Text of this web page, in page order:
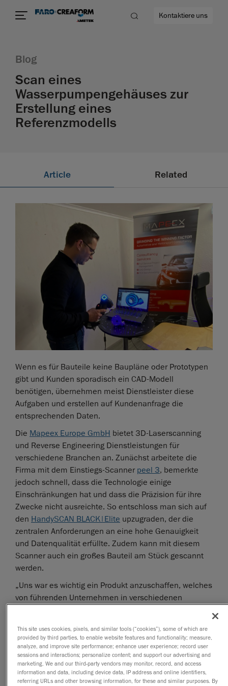
Kontaktiere uns
Blog
Scan eines
Wasserpumpengehäuses zur
Erstellung eines
Referenzmodells
Article Related
Wenn es für Bauteile keine Baupläne oder Prototypen
gibt und Kunden sporadisch ein CAD-Modell
benötigen, übernehmen meist Dienstleister diese
Aufgaben und erstellen auf Kundenanfrage die
entsprechenden Daten.
Die Mapeex Europe GmbH bietet 3D-Laserscanning
und Reverse Engineering Dienstleistungen für
verschiedene Branchen an. Zunächst arbeitete die
Firma mit dem Einstiegs-Scanner peel 3, bemerkte
jedoch schnell, dass die Technologie einige
Einschränkungen hat und dass die Präzision für ihre
Zwecke nicht ausreichte. So entschloss man sich auf
den HandySCAN BLACK|Elite upzugraden, der die
zentralen Anforderungen an eine hohe Genauigkeit
und Datenqualität erfüllte. Zudem kann mit diesem
Scanner auch ein großes Bauteil am Stück gescannt
werden.
„Uns war es wichtig ein Produkt anzuschaffen, welches
von führenden Unternehmen in verschiedenen
ist“, kommentiert Herr Jocelyn Litra, Geschäftsführer
bei Mapeex. „Wir nutzen das Scansystem inzwischen
täglich für verschiedene Anwendungsszenarien wie
Motorteile, Karosserien, Interior, Messungen,
Reproduktion, R&D.“
This site uses cookies, pixels, and similar tools (“cookies”), some of which are
provided by third parties, to enable website features and functionality; measure,
analyze, and improve site performance; enhance user experience; record user
sessions and interactions; personalize content; and support our advertising and
marketing. We and our third-party vendors may monitor, record, and access
information and data, including device data, IP address and online identifiers,
referring URLs and other browsing information, for these and similar purposes. By